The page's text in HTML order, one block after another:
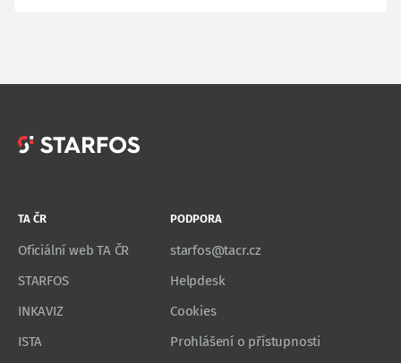
TA ČR
Oficiální web TA ČR
STARFOS
INKAVIZ
ISTA
PODPORA
starfos@tacr.cz
Helpdesk
Cookies
Prohlášení o přístupnosti